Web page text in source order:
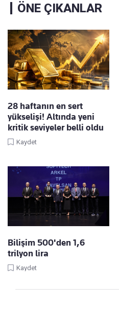
ÖNE ÇIKANLAR
28 haftanın en sert
yükselişi! Altında yeni
kritik seviyeler belli oldu
Kaydet
Bilişim 500'den 1,6
trilyon lira
Kaydet